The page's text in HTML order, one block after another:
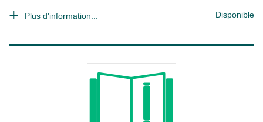
Plus d'information... Disponible